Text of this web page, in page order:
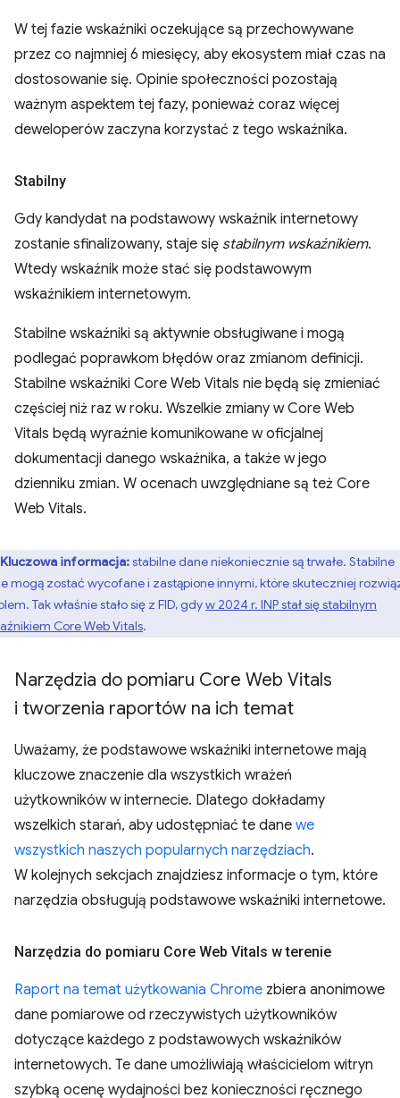
W tej fazie wskaźniki oczekujące są przechowywane
przez co najmniej 6 miesięcy, aby ekosystem miał czas na
dostosowanie się. Opinie społeczności pozostają
ważnym aspektem tej fazy, ponieważ coraz więcej
deweloperów zaczyna korzystać z tego wskaźnika.
Stabilny
Gdy kandydat na podstawowy wskaźnik internetowy
zostanie sfinalizowany, staje się stabilnym wskaźnikiem.
Wtedy wskaźnik może stać się podstawowym
wskaźnikiem internetowym.
Stabilne wskaźniki są aktywnie obsługiwane i mogą
podlegać poprawkom błędów oraz zmianom definicji.
Stabilne wskaźniki Core Web Vitals nie będą się zmieniać
częściej niż raz w roku. Wszelkie zmiany w Core Web
Vitals będą wyraźnie komunikowane w oficjalnej
dokumentacji danego wskaźnika, a także w jego
dzienniku zmian. W ocenach uwzględniane są też Core
Web Vitals.
Kluczowa informacja:stabilne dane niekoniecznie są trwałe. Stabilne
mogą zostać wycofane i zastąpione innymi, które skuteczniej
Tak właśnie stało się z FID, gdyw 2024 r. INP stał się stabilnym
Core Web Vitals.
Narzędzia do pomiaru Core Web Vitals
i tworzenia raportów na ich temat
Uważamy, że podstawowe wskaźniki internetowe mają
kluczowe znaczenie dla wszystkich wrażeń
użytkowników w internecie. Dlatego dokładamy
wszelkich starań, aby udostępniać te dane we
wszystkich naszych popularnych narzędziach.
W kolejnych sekcjach znajdziesz informacje o tym, które
narzędzia obsługują podstawowe wskaźniki internetowe.
Narzędzia do pomiaru Core Web Vitals w terenie
Raport na temat użytkowania Chrome zbiera anonimowe
dane pomiarowe od rzeczywistych użytkowników
dotyczące każdego z podstawowych wskaźników
internetowych. Te dane umożliwiają właścicielom witryn
szybką ocenę wydajności bez konieczności ręcznego